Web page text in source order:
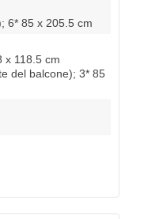
6* 85 x 205.5 cm
x 118.5 cm
del balcone); 3* 85